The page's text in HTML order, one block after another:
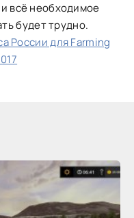
и всё необходимое
будет трудно.
России для Farming